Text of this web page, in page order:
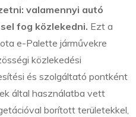
valamennyi autó
fog közlekedni. Ezt a
e-Palette járművekre
közlekedési
és szolgáltató pontként
által használatba vett
borított területekkel,